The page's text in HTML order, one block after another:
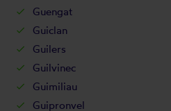
Guengat
Guiclan
Guilers
Guilvinec
Guimiliau
Guipronvel